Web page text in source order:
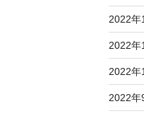
2022年
2022年
2022年
2022年